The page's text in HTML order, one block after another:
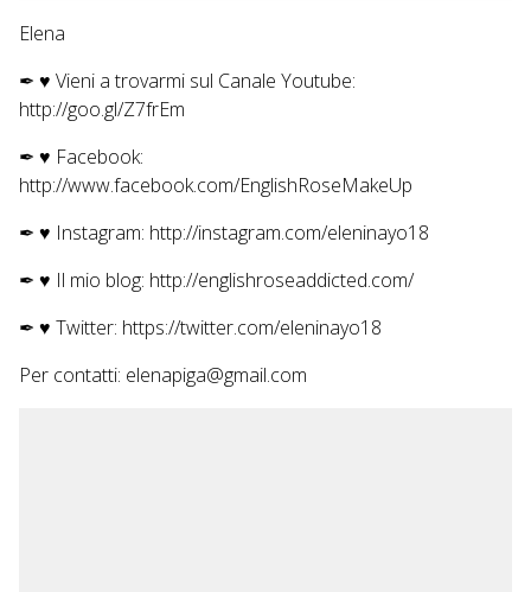
Elena
✒ ♥ Vieni a trovarmi sul Canale Youtube:
http://goo.gl/Z7frEm
✒ ♥ Facebook:
http://www.facebook.com/EnglishRoseMakeUp
✒ ♥ Instagram: http://instagram.com/eleninayo18
✒ ♥ Il mio blog: http://englishroseaddicted.com/
✒ ♥ Twitter: https://twitter.com/eleninayo18
Per contatti: elenapiga@gmail.com